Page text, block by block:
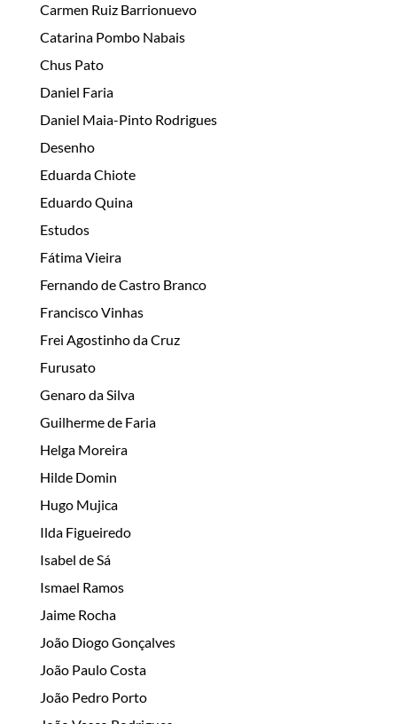
Carmen Ruiz Barrionuevo
Catarina Pombo Nabais
Chus Pato
Daniel Faria
Daniel Maia-Pinto Rodrigues
Desenho
Eduarda Chiote
Eduardo Quina
Estudos
Fátima Vieira
Fernando de Castro Branco
Francisco Vinhas
Frei Agostinho da Cruz
Furusato
Genaro da Silva
Guilherme de Faria
Helga Moreira
Hilde Domin
Hugo Mujica
Ilda Figueiredo
Isabel de Sá
Ismael Ramos
Jaime Rocha
João Diogo Gonçalves
João Paulo Costa
João Pedro Porto